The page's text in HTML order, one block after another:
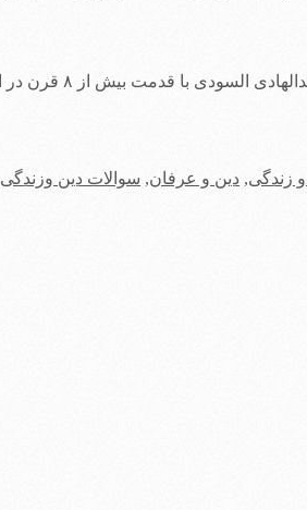
از ۸ قرن در استان تعز یمن را منفجر کرد.
زندگی, دین و عرفان, سوالات دین وزندگی